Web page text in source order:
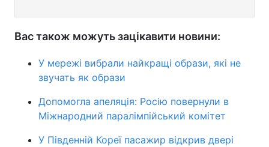
Вас також можуть зацікавити новини:
У мережі вибрали найкращі образи, які не
звучать як образи
Допомогла апеляція: Росію повернули в
Міжнародний паралімпійський комітет
У Південній Кореї пасажир відкрив двері